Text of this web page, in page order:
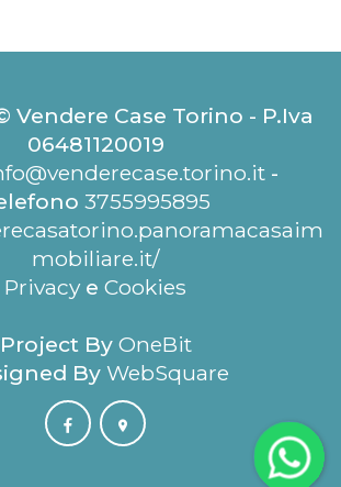
Vendere Case Torino - P.Iva
06481120019
-
3755995895
mobiliare.it/
Privacy e Cookies
Project By OneBit
By WebSquare